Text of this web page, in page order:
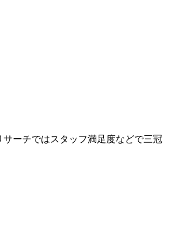
ーチではスタッフ満足度などで三冠